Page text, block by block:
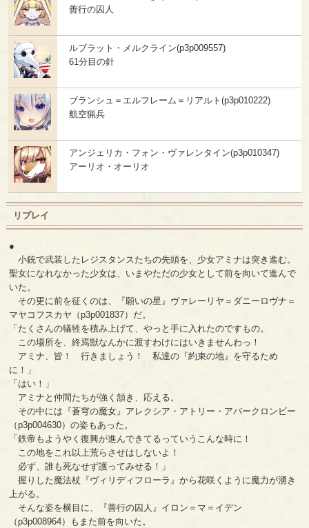
善行の囚人
ルブラット・メルクライン(p3p009557)
61分目の針
ブランシュ＝エルフレーム＝リアルト(p3p010222)
航空猟兵
アンジェリカ・フォン・ヴァレンタイン(p3p010347)
アーリオ・オーリオ
リプレイ
●
小銃で武装したレジスタンスたちの先頭を、少女アミナは突き進む。
聖女になれなかった少女は、いまやただの少女として前を向いて進んで
いた。
その更に前を征くのは、『願いの星』ヴァレーリヤ＝ダニーロヴナ＝
マヤコフスカヤ（p3p001837）だ。
「たくさんの犠牲を積み上げて、やっと手に入れたのですもの。
この場所を、終焉獣なんかに渡すわけにはいきませんわっ！
アミナ、皆！ 行きましょう！ 私達の『約束の地』を守るため
に！」
「はい！」
アミナと仲間たちが強く頷き、応える。
その中には『蒼穹の魔女』アレクシア・アトリー・アバークロンビー
（p3p004630）の姿もあった。
「鉄帝もようやく復興が進んできてるっていうこんな時に！
この地をこれ以上荒らさせはしないよ！
必ず、誰も死なせず護ってみせる！」
握りした魔法杖『ヴィリディフローラ』から花咲くように魔力が湧き
上がる。
そんな姿を横目に、『善行の囚人』イロン＝マ＝イデン
（p3p008964）もまた前を向いた。